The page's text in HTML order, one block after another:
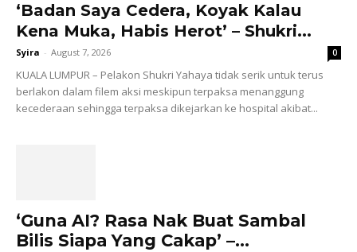
‘Badan Saya Cedera, Koyak Kalau
Kena Muka, Habis Herot’ – Shukri...
Syira - August 7, 2026 0
KUALA LUMPUR – Pelakon Shukri Yahaya tidak serik untuk terus
berlakon dalam filem aksi meskipun terpaksa menanggung
kecederaan sehingga terpaksa dikejarkan ke hospital akibat...
‘Guna AI? Rasa Nak Buat Sambal
Bilis Siapa Yang Cakap’ –...